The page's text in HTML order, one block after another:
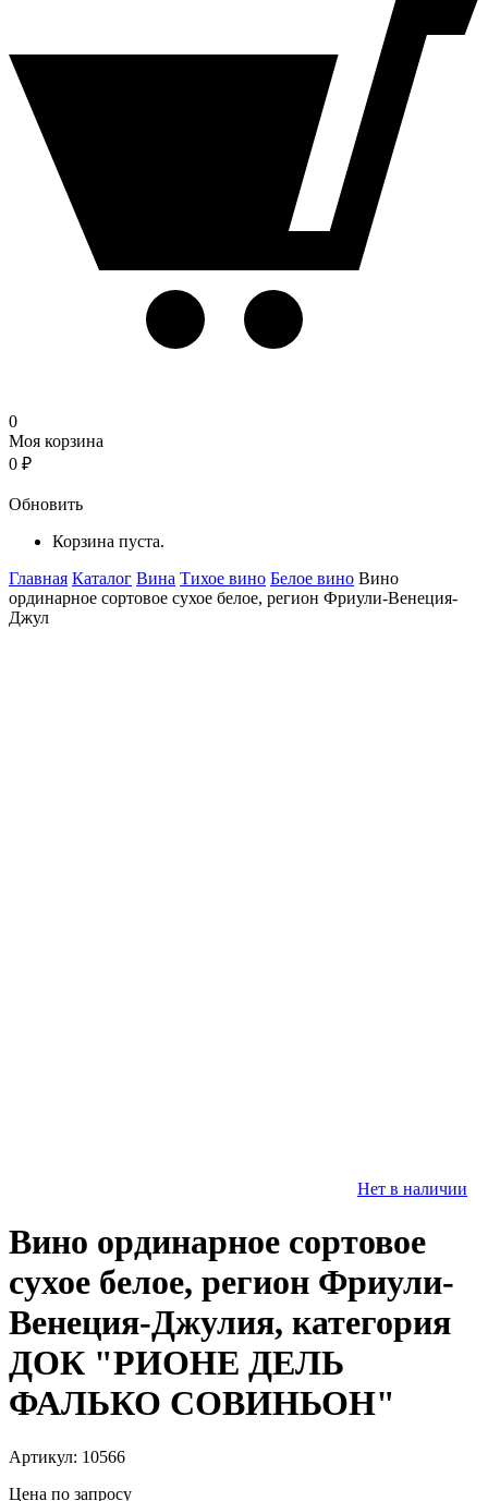
0
Моя корзина
0 ₽
Обновить
Корзина пуста.
Главная Каталог Вина Тихое вино Белое вино Вино
ординарное сортовое сухое белое, регион Фриули-Венеция-
Джул
Нет в наличии
Вино ординарное сортовое
сухое белое, регион Фриули-
Венеция-Джулия, категория
ДОК "РИОНЕ ДЕЛЬ
ФАЛЬКО СОВИНЬОН"
Артикул: 10566
Цена по запросу